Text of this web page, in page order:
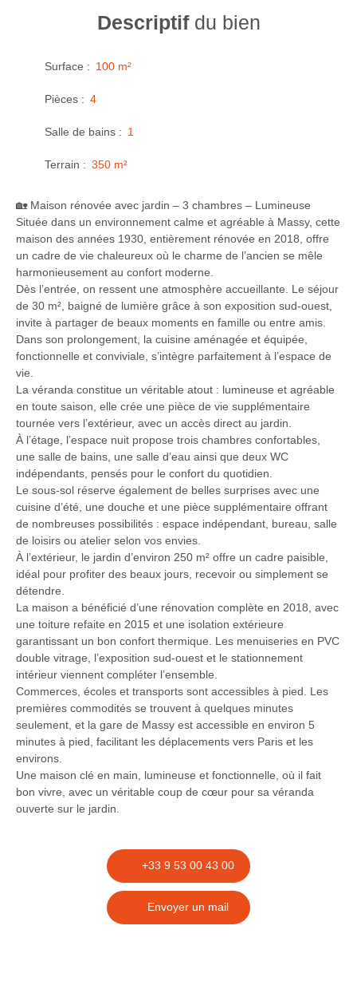
Descriptifdu bien
Surface : 100 m²
Pièces : 4
Salle de bains : 1
Terrain : 350 m²
🏡 Maison rénovée avec jardin – 3 chambres – Lumineuse
Située dans un environnement calme et agréable à Massy, cette
maison des années 1930, entièrement rénovée en 2018, offre
un cadre de vie chaleureux où le charme de l’ancien se mêle
harmonieusement au confort moderne.
Dès l’entrée, on ressent une atmosphère accueillante. Le séjour
de 30 m², baigné de lumière grâce à son exposition sud-ouest,
invite à partager de beaux moments en famille ou entre amis.
Dans son prolongement, la cuisine aménagée et équipée,
fonctionnelle et conviviale, s’intègre parfaitement à l’espace de
vie.
La véranda constitue un véritable atout : lumineuse et agréable
en toute saison, elle crée une pièce de vie supplémentaire
tournée vers l’extérieur, avec un accès direct au jardin.
À l’étage, l’espace nuit propose trois chambres confortables,
une salle de bains, une salle d’eau ainsi que deux WC
indépendants, pensés pour le confort du quotidien.
Le sous-sol réserve également de belles surprises avec une
cuisine d’été, une douche et une pièce supplémentaire offrant
de nombreuses possibilités : espace indépendant, bureau, salle
de loisirs ou atelier selon vos envies.
À l’extérieur, le jardin d’environ 250 m² offre un cadre paisible,
idéal pour profiter des beaux jours, recevoir ou simplement se
détendre.
La maison a bénéficié d’une rénovation complète en 2018, avec
une toiture refaite en 2015 et une isolation extérieure
garantissant un bon confort thermique. Les menuiseries en PVC
double vitrage, l’exposition sud-ouest et le stationnement
intérieur viennent compléter l’ensemble.
Commerces, écoles et transports sont accessibles à pied. Les
premières commodités se trouvent à quelques minutes
seulement, et la gare de Massy est accessible en environ 5
minutes à pied, facilitant les déplacements vers Paris et les
environs.
Une maison clé en main, lumineuse et fonctionnelle, où il fait
bon vivre, avec un véritable coup de cœur pour sa véranda
ouverte sur le jardin.
+33 9 53 00 43 00
Envoyer un mail